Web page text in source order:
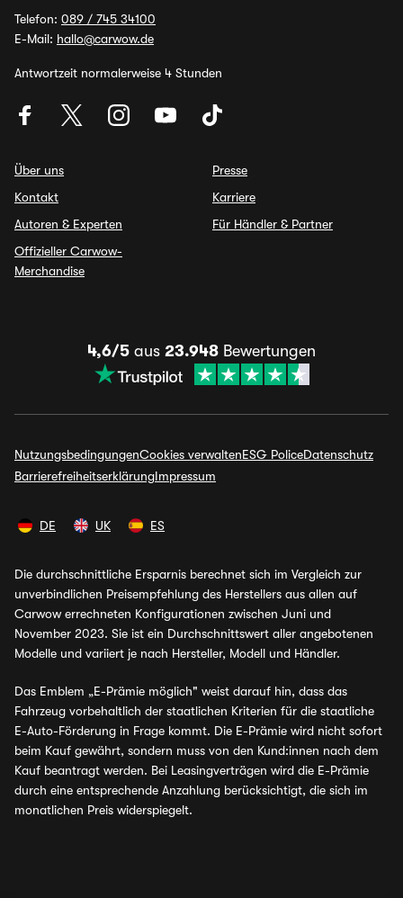
Telefon: 089 / 745 34100
E-Mail: hallo@carwow.de
Antwortzeit normalerweise 4 Stunden
Über uns
Kontakt
Autoren & Experten
Offizieller Carwow-
Merchandise
Presse
Karriere
Für Händler & Partner
4,6/5 aus 23.948 Bewertungen
NutzungsbedingungenCookies verwaltenESG PoliceDatenschutz
BarrierefreiheitserklärungImpressum
DE UK ES
Die durchschnittliche Ersparnis berechnet sich im Vergleich zur
unverbindlichen Preisempfehlung des Herstellers aus allen auf
Carwow errechneten Konfigurationen zwischen Juni und
November 2023. Sie ist ein Durchschnittswert aller angebotenen
Modelle und variiert je nach Hersteller, Modell und Händler.
Das Emblem „E-Prämie möglich" weist darauf hin, dass das
Fahrzeug vorbehaltlich der staatlichen Kriterien für die staatliche
E-Auto-Förderung in Frage kommt. Die E-Prämie wird nicht sofort
beim Kauf gewährt, sondern muss von den Kund:innen nach dem
Kauf beantragt werden. Bei Leasingverträgen wird die E-Prämie
durch eine entsprechende Anzahlung berücksichtigt, die sich im
monatlichen Preis widerspiegelt.